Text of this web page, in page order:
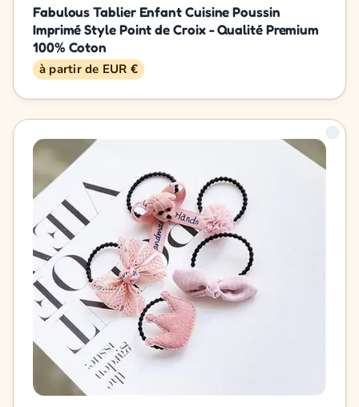
Fabulous Tablier Enfant Cuisine Poussin
Imprimé Style Point de Croix - Qualité Premium
100% Coton
à partir de EUR €